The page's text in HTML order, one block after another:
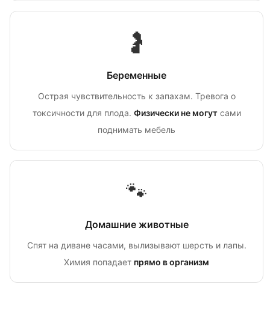
🤰
Беременные
Острая чувствительность к запахам. Тревога о
токсичности для плода. Физически не могутсами
поднимать мебель
🐾
Домашние животные
Спят на диване часами, вылизывают шерсть и лапы.
Химия попадает прямо в организм